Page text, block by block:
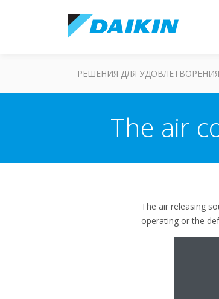
РЕШЕНИЯ ДЛЯ
The air
The air releasing
operating or the